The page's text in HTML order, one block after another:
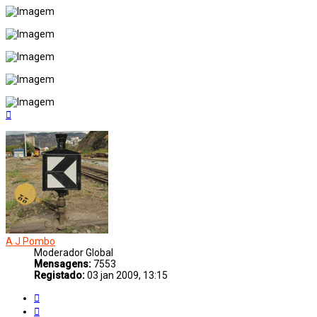
A J Pombo
Moderador Global
Mensagens: 7553
Registado:03 jan 2009, 13:15